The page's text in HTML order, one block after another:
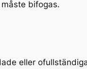
bifogas.
eller